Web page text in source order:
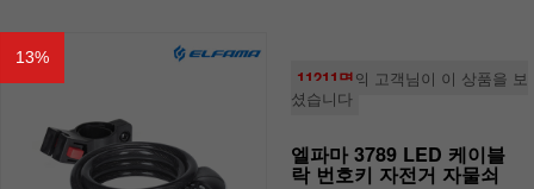
13%
11211명의 고객님이 이 상품을 보
셨습니다
엘파마 3789 LED 케이블
락 번호키 자전거 자물쇠